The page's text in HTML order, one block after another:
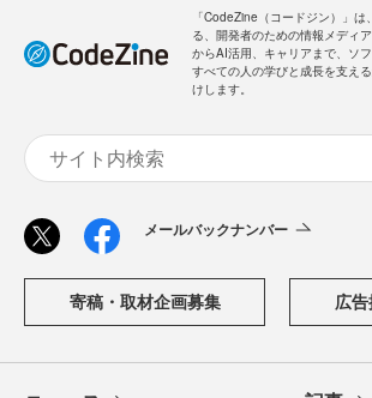
「CodeZine（コードジン）」
る、開発者のための情報メディ
からAI活用、キャリアまで、ソ
すべての人の学びと成長を支え
けします。
メールバックナンバー
寄稿・取材企画募集 広